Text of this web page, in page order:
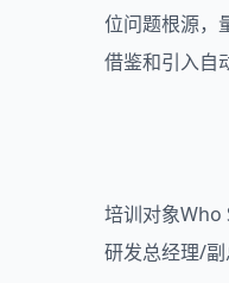
位问题根源，
借鉴和引入自
培训对象
研发总经理/